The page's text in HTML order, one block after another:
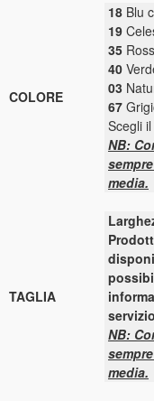
COLORE
18 Blu
19
35
40
03
67
Scegli
NB:
media.
TAGLIA
NB:
media.